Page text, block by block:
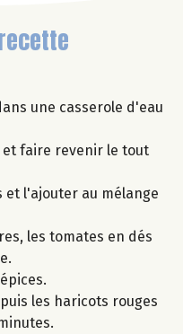
une casserole d'eau
et faire revenir le tout
et l'ajouter au mélange
les tomates en dés
les haricots rouges